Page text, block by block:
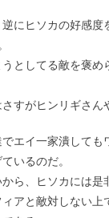
にヒソカの好感度
としてる敵を褒め
すがヒンリギさん
エイ一家潰しても
いるのだ。
ら、ヒソカには是
アと敵対しない上